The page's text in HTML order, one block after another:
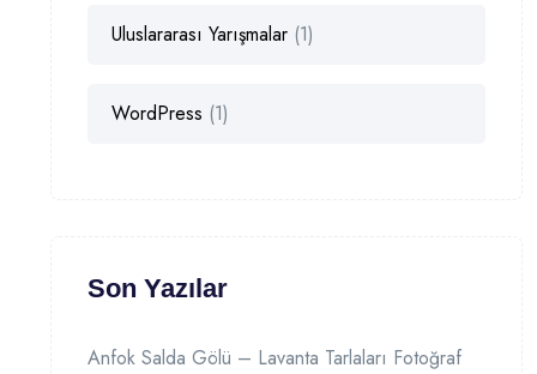
Uluslararası Yarışmalar (1)
WordPress (1)
Son Yazılar
Anfok Salda Gölü – Lavanta Tarlaları Fotoğraf